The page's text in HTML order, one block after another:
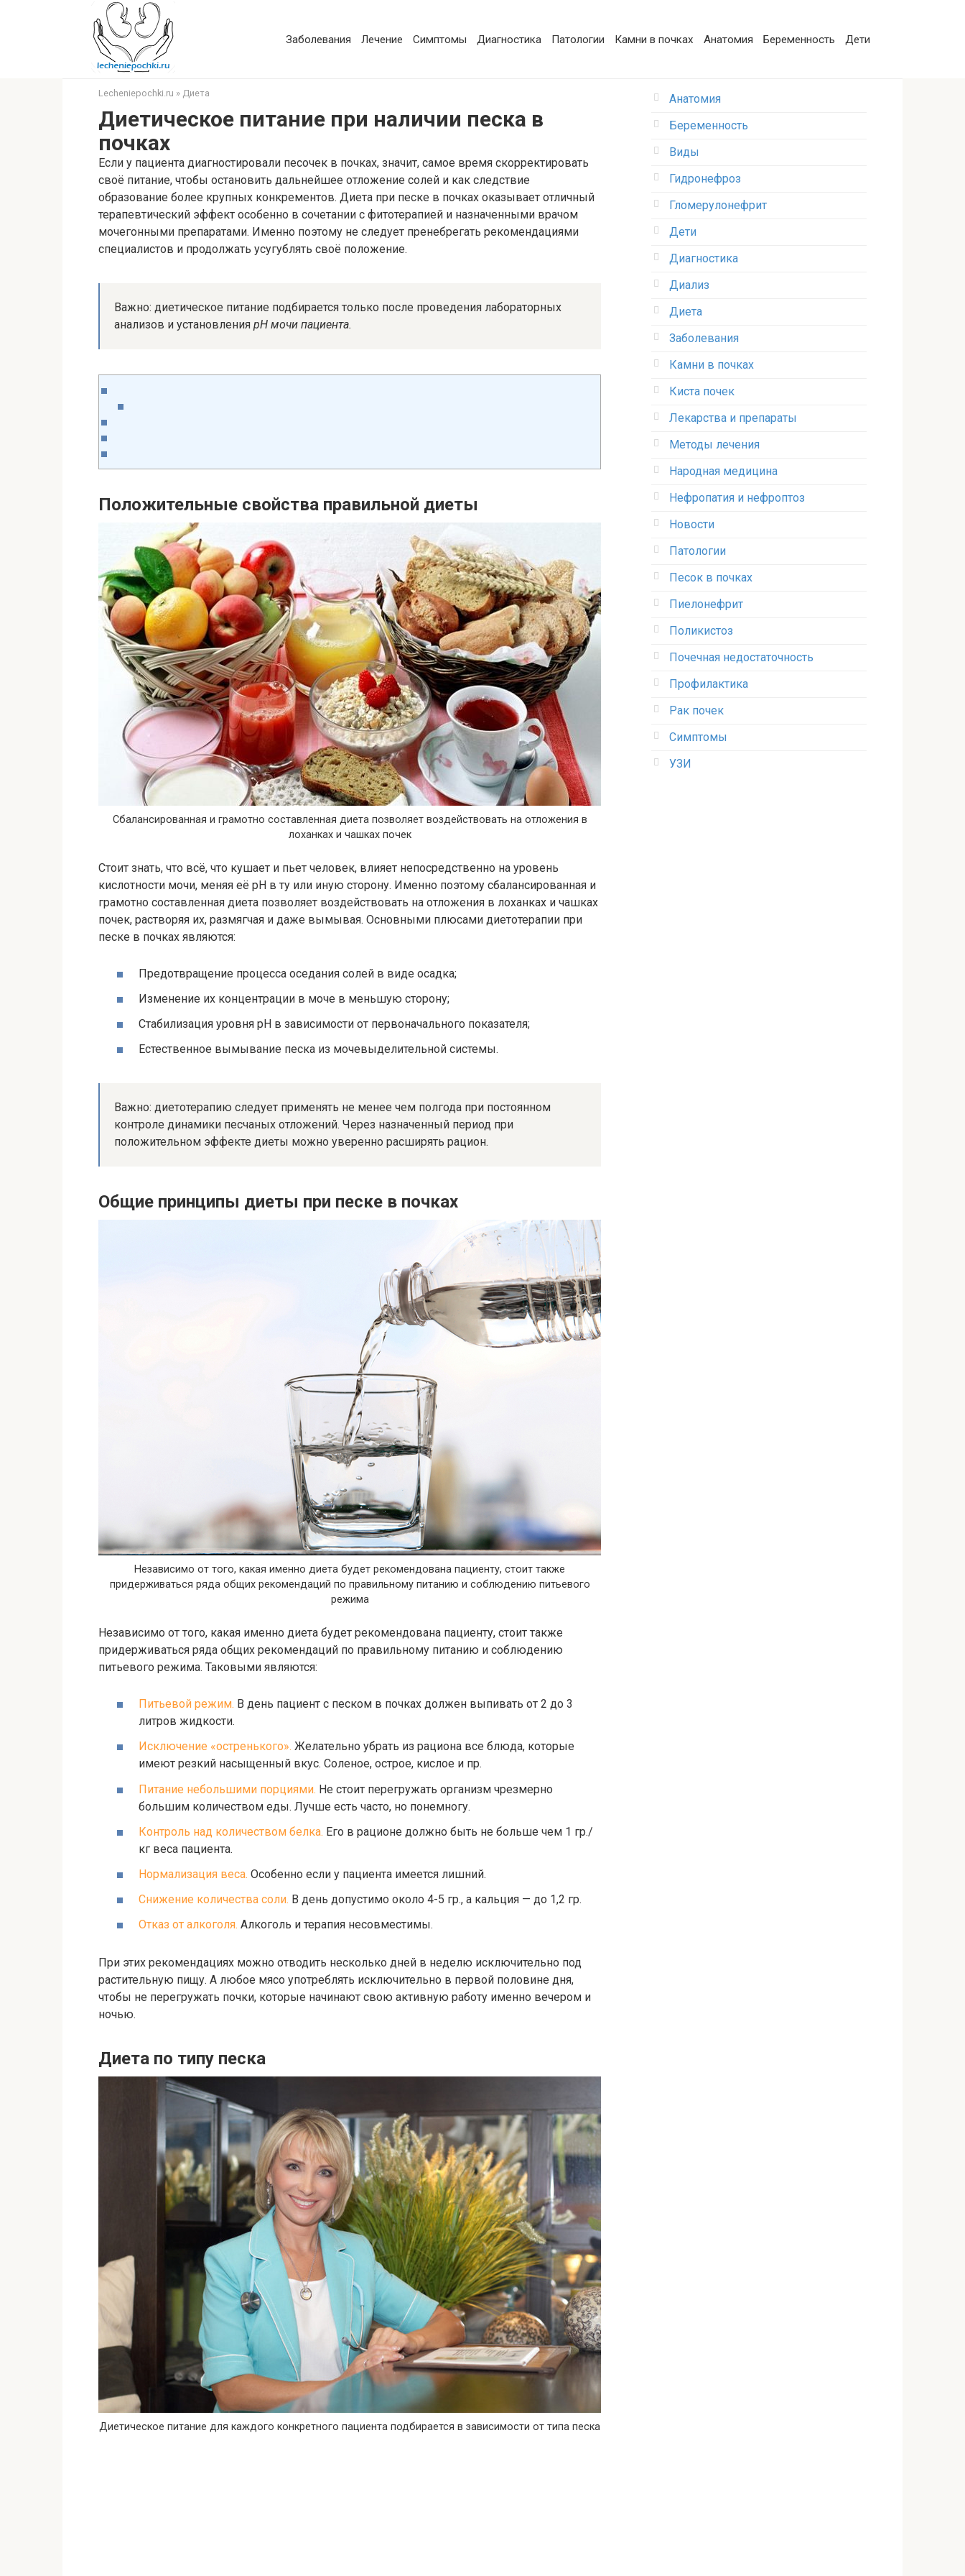
Заболевания Лечение Симптомы Диагностика Патологии Камни в почках Анатомия Беременность Дети
Lecheniepochki.ru » Диета
Диетическое питание при наличии песка в
почках
Если у пациента диагностировали песочек в почках, значит, самое время скорректировать
своё питание, чтобы остановить дальнейшее отложение солей и как следствие
образование более крупных конкрементов. Диета при песке в почках оказывает отличный
терапевтический эффект особенно в сочетании с фитотерапией и назначенными врачом
мочегонными препаратами. Именно поэтому не следует пренебрегать рекомендациями
специалистов и продолжать усугублять своё положение.
Важно: диетическое питание подбирается только после проведения лабораторных
анализов и установления pH мочи пациента.
Положительные свойства правильной диеты
Сбалансированная и грамотно составленная диета позволяет воздействовать на отложения в
лоханках и чашках почек
Стоит знать, что всё, что кушает и пьет человек, влияет непосредственно на уровень
кислотности мочи, меняя её pH в ту или иную сторону. Именно поэтому сбалансированная и
грамотно составленная диета позволяет воздействовать на отложения в лоханках и чашках
почек, растворяя их, размягчая и даже вымывая. Основными плюсами диетотерапии при
песке в почках являются:
Предотвращение процесса оседания солей в виде осадка;
Изменение их концентрации в моче в меньшую сторону;
Стабилизация уровня pH в зависимости от первоначального показателя;
Естественное вымывание песка из мочевыделительной системы.
Важно: диетотерапию следует применять не менее чем полгода при постоянном
контроле динамики песчаных отложений. Через назначенный период при
положительном эффекте диеты можно уверенно расширять рацион.
Общие принципы диеты при песке в почках
Независимо от того, какая именно диета будет рекомендована пациенту, стоит также
придерживаться ряда общих рекомендаций по правильному питанию и соблюдению питьевого
режима
Независимо от того, какая именно диета будет рекомендована пациенту, стоит также
придерживаться ряда общих рекомендаций по правильному питанию и соблюдению
питьевого режима. Таковыми являются:
Питьевой режим. В день пациент с песком в почках должен выпивать от 2 до 3
литров жидкости.
Исключение «остренького». Желательно убрать из рациона все блюда, которые
имеют резкий насыщенный вкус. Соленое, острое, кислое и пр.
Питание небольшими порциями. Не стоит перегружать организм чрезмерно
большим количеством еды. Лучше есть часто, но понемногу.
Контроль над количеством белка. Его в рационе должно быть не больше чем 1 гр./
кг веса пациента.
Нормализация веса. Особенно если у пациента имеется лишний.
Снижение количества соли. В день допустимо около 4-5 гр., а кальция — до 1,2 гр.
Отказ от алкоголя. Алкоголь и терапия несовместимы.
При этих рекомендациях можно отводить несколько дней в неделю исключительно под
растительную пищу. А любое мясо употреблять исключительно в первой половине дня,
чтобы не перегружать почки, которые начинают свою активную работу именно вечером и
ночью.
Диета по типу песка
Диетическое питание для каждого конкретного пациента подбирается в зависимости от типа песка
Анатомия
Беременность
Виды
Гидронефроз
Гломерулонефрит
Дети
Диагностика
Диализ
Диета
Заболевания
Камни в почках
Киста почек
Лекарства и препараты
Методы лечения
Народная медицина
Нефропатия и нефроптоз
Новости
Патологии
Песок в почках
Пиелонефрит
Поликистоз
Почечная недостаточность
Профилактика
Рак почек
Симптомы
УЗИ